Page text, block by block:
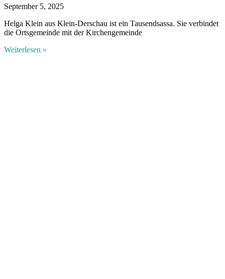
September 5, 2025
Helga Klein aus Klein-Derschau ist ein Tausendsassa. Sie verbindet
die Ortsgemeinde mit der Kirchengemeinde
Weiterlesen »